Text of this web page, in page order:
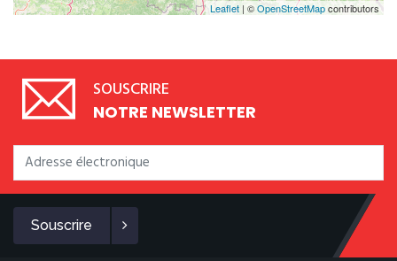
Leaflet | ©OpenStreetMapcontributors
SOUSCRIRE
NOTRE NEWSLETTER
Souscrire